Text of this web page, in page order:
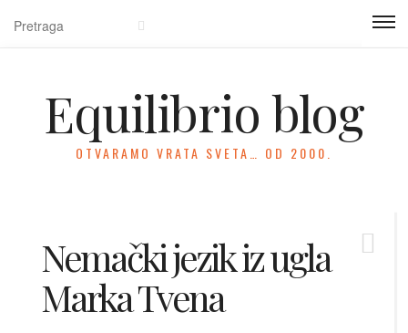
Equilibrio blog
OTVARAMO VRATA SVETA… OD 2000.
Nemački jezik iz ugla
Marka Tvena